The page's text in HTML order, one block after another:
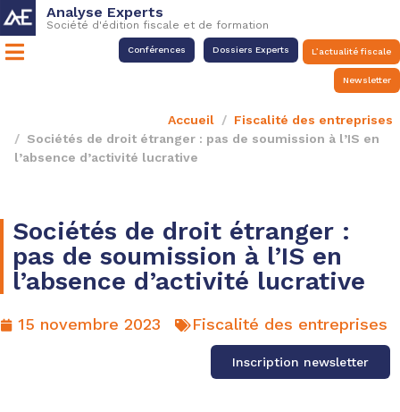
Analyse Experts
Société d'édition fiscale et de formation
Conférences Dossiers Experts L’actualité fiscale
Newsletter
Accueil
Fiscalité des entreprises
Sociétés de droit étranger : pas de soumission à l’IS en
l’absence d’activité lucrative
Sociétés de droit étranger :
pas de soumission à l’IS en
l’absence d’activité lucrative
15 novembre 2023 Fiscalité des entreprises
Inscription newsletter